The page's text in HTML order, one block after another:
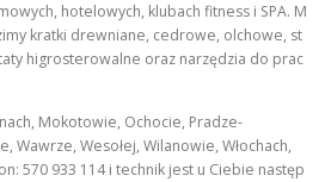
hotelowych, klubach fitness i SPA. M
kratki drewniane, cedrowe, olchowe, st
higrosterowalne oraz narzędzia do prac
Mokotowie, Ochocie, Pradze-
Wawrze, Wesołej, Wilanowie, Włochach,
570 933 114 i technik jest u Ciebie następ